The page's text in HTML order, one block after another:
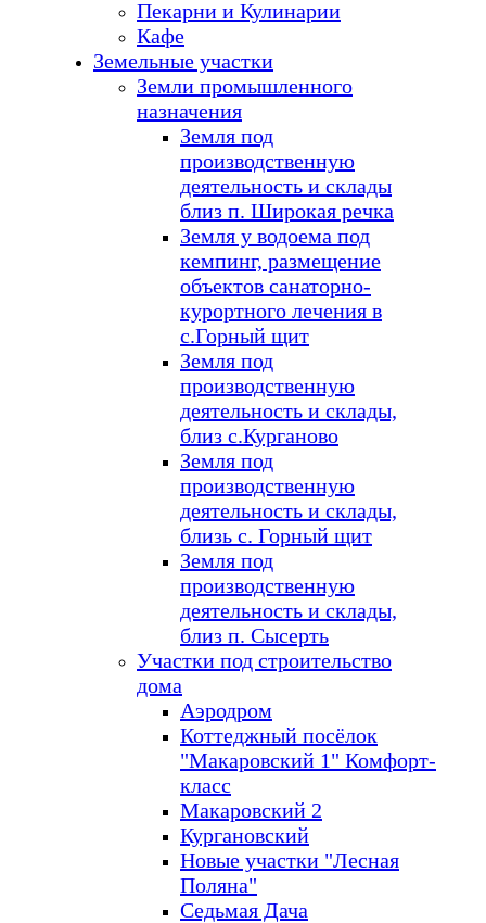
Пекарни и Кулинарии
Кафе
Земельные участки
Земли промышленного
назначения
Земля под
производственную
деятельность и склады
близ п. Широкая речка
Земля у водоема под
кемпинг, размещение
объектов санаторно-
курортного лечения в
с.Горный щит
Земля под
производственную
деятельность и склады,
близ с.Курганово
Земля под
производственную
деятельность и склады,
близь с. Горный щит
Земля под
производственную
деятельность и склады,
близ п. Сысерть
Участки под строительство
дома
Аэродром
Коттеджный посёлок
"Макаровский 1" Комфорт-
класс
Макаровский 2
Кургановский
Новые участки "Лесная
Поляна"
Седьмая Дача